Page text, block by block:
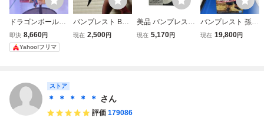
ドラゴンボールZ
BWFC 造形天下一
武道会2 其之五 孫
悟空 フィギュア
即決 8,660円
Yahoo!フリマ
バンプレスト BW
FC 造形天下一武
現在 2,500円
美品 バンプレスト
ドラゴンボールZ
現在 5,170円
バンプレスト 孫悟
空 -DAIMATSURI
現在 19,800円
ストア
＊ ＊ ＊ ＊ ＊ さん
評価 179086